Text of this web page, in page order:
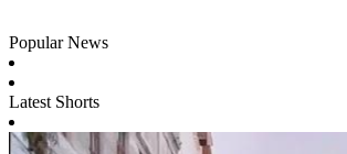
Popular News
Latest Shorts